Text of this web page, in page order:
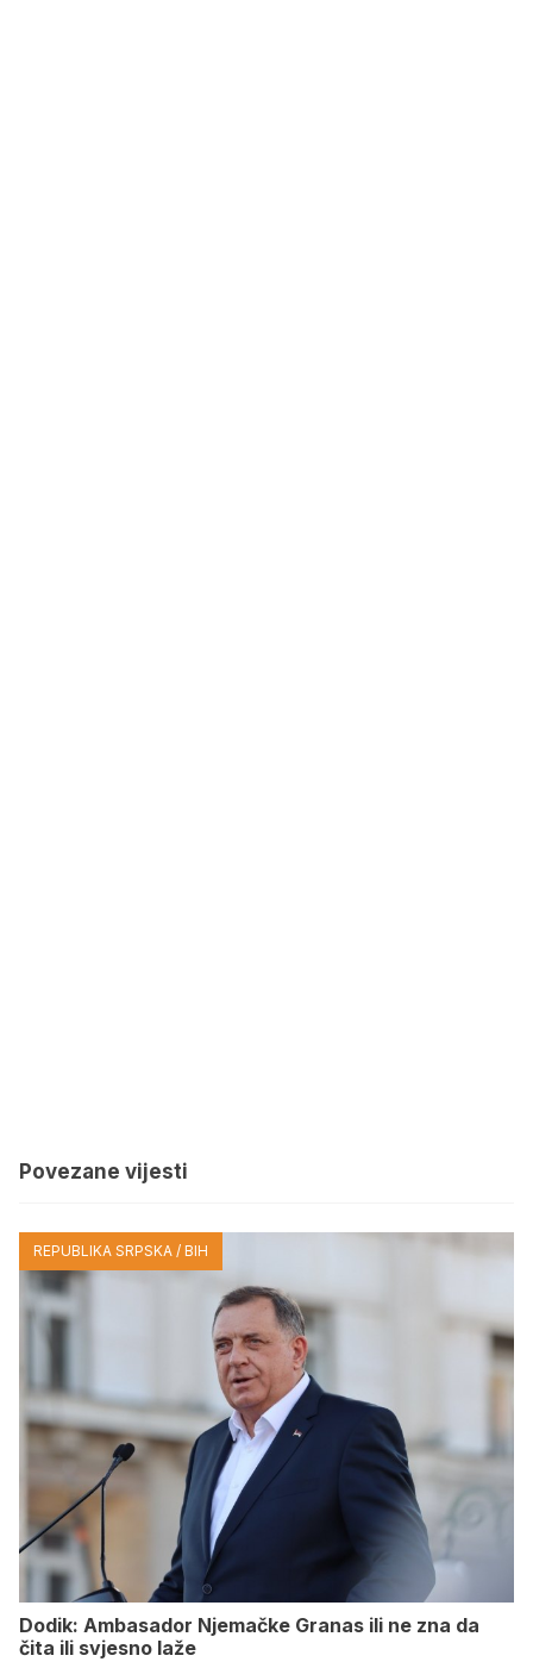
Povezane vijesti
REPUBLIKA SRPSKA / BIH
Dodik: Ambasador Njemačke Granas ili ne zna da
čita ili svjesno laže